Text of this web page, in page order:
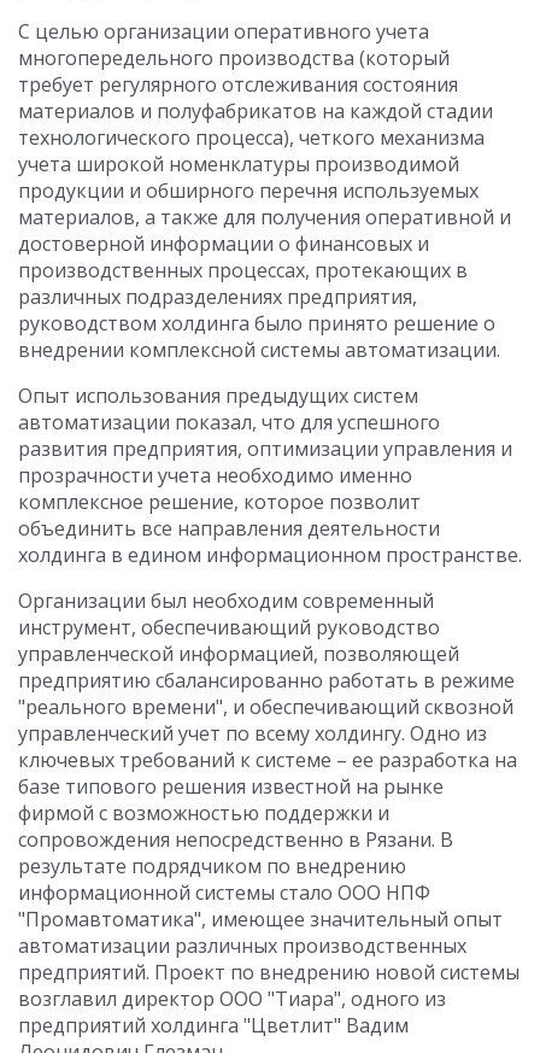
С целью организации оперативного учета
многопередельного производства (который
требует регулярного отслеживания состояния
материалов и полуфабрикатов на каждой стадии
технологического процесса), четкого механизма
учета широкой номенклатуры производимой
продукции и обширного перечня используемых
материалов, а также для получения оперативной и
достоверной информации о финансовых и
производственных процессах, протекающих в
различных подразделениях предприятия,
руководством холдинга было принято решение о
внедрении комплексной системы автоматизации.
Опыт использования предыдущих систем
автоматизации показал, что для успешного
развития предприятия, оптимизации управления и
прозрачности учета необходимо именно
комплексное решение, которое позволит
объединить все направления деятельности
холдинга в едином информационном пространстве.
Организации был необходим современный
инструмент, обеспечивающий руководство
управленческой информацией, позволяющей
предприятию сбалансированно работать в режиме
"реального времени", и обеспечивающий сквозной
управленческий учет по всему холдингу. Одно из
ключевых требований к системе – ее разработка на
базе типового решения известной на рынке
фирмой с возможностью поддержки и
сопровождения непосредственно в Рязани. В
результате подрядчиком по внедрению
информационной системы стало ООО НПФ
"Промавтоматика", имеющее значительный опыт
автоматизации различных производственных
предприятий. Проект по внедрению новой системы
возглавил директор ООО "Тиара", одного из
предприятий холдинга "Цветлит" Вадим